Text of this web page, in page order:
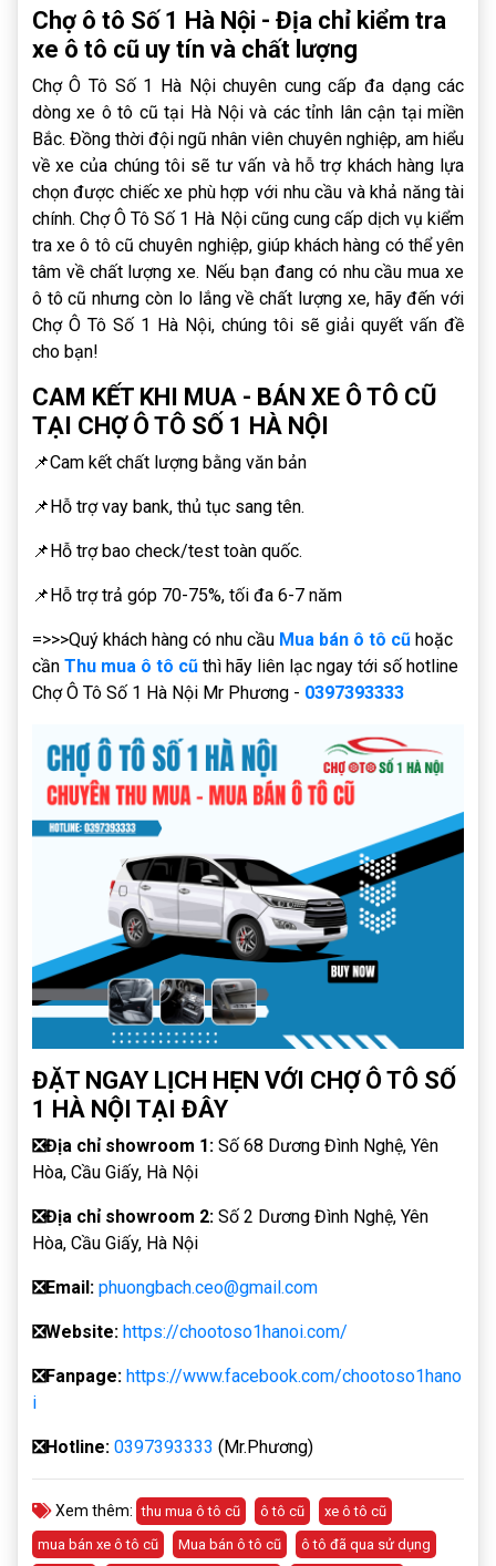
Chợ ô tô Số 1 Hà Nội - Địa chỉ kiểm tra
xe ô tô cũ uy tín và chất lượng
Chợ Ô Tô Số 1 Hà Nội chuyên cung cấp đa dạng các
dòng xe ô tô cũ tại Hà Nội và các tỉnh lân cận tại miền
Bắc. Đồng thời đội ngũ nhân viên chuyên nghiệp, am hiểu
về xe của chúng tôi sẽ tư vấn và hỗ trợ khách hàng lựa
chọn được chiếc xe phù hợp với nhu cầu và khả năng tài
chính. Chợ Ô Tô Số 1 Hà Nội cũng cung cấp dịch vụ kiểm
tra xe ô tô cũ chuyên nghiệp, giúp khách hàng có thể yên
tâm về chất lượng xe. Nếu bạn đang có nhu cầu mua xe
ô tô cũ nhưng còn lo lắng về chất lượng xe, hãy đến với
Chợ Ô Tô Số 1 Hà Nội, chúng tôi sẽ giải quyết vấn đề
cho bạn!
CAM KẾT KHI MUA - BÁN XE Ô TÔ CŨ
TẠI CHỢ Ô TÔ SỐ 1 HÀ NỘI
📌Cam kết chất lượng bằng văn bản
📌Hỗ trợ vay bank, thủ tục sang tên.
📌Hỗ trợ bao check/test toàn quốc.
📌Hỗ trợ trả góp 70-75%, tối đa 6-7 năm
=>>>Quý khách hàng có nhu cầu Mua bán ô tô cũhoặc
cần Thu mua ô tô cũthì hãy liên lạc ngay tới số hotline
Chợ Ô Tô Số 1 Hà Nội Mr Phương - 0397393333
ĐẶT NGAY LỊCH HẸN VỚI CHỢ Ô TÔ SỐ
1 HÀ NỘI TẠI ĐÂY
❎Địa chỉ showroom 1: Số 68 Dương Đình Nghệ, Yên
Hòa, Cầu Giấy, Hà Nội
❎Địa chỉ showroom 2: Số 2 Dương Đình Nghệ, Yên
Hòa, Cầu Giấy, Hà Nội
❎Email: phuongbach.ceo@gmail.com
❎Website: https://chootoso1hanoi.com/
❎Fanpage: https://www.facebook.com/chootoso1hano
i
❎Hotline: 0397393333 (Mr.Phương)
Xem thêm: thu mua ô tô cũ ô tô cũ
xe ô tô cũ
mua bán xe ô tô cũ
Mua bán ô tô cũ ô tô đã qua sử dụng